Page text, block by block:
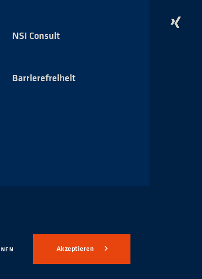
NSI Consult
Barrierefreiheit
Das
Akzeptieren